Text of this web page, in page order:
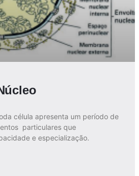
célula apresenta um período de
particulares que
e especialização.